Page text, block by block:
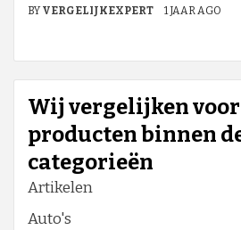
BY VERGELIJKEXPERT 1 JAAR AGO
Wij vergelijken
producten binnen
categorieën
Artikelen
Auto's